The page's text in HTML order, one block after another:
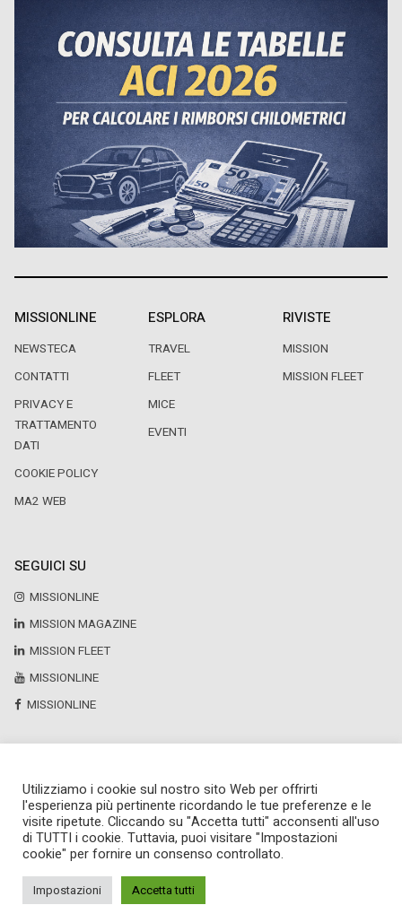
MISSIONLINE
NEWSTECA
CONTATTI
PRIVACY E
TRATTAMENTO
DATI
COOKIE POLICY
MA2 WEB
ESPLORA
TRAVEL
FLEET
MICE
EVENTI
RIVISTE
MISSION
MISSION FLEET
SEGUICI SU
MISSIONLINE
MISSION MAGAZINE
MISSION FLEET
MISSIONLINE
MISSIONLINE
Copyright © 2025 by Newsteca
P.Iva 13171520151
Newsteca S.r.l.
Via Larga, 6
Utilizziamo i cookie sul nostro sito Web per offrirti
l'esperienza più pertinente ricordando le tue preferenze e le
visite ripetute. Cliccando su "Accetta tutti" acconsenti all'uso
di TUTTI i cookie. Tuttavia, puoi visitare "Impostazioni
cookie" per fornire un consenso controllato.
Impostazioni Accetta tutti